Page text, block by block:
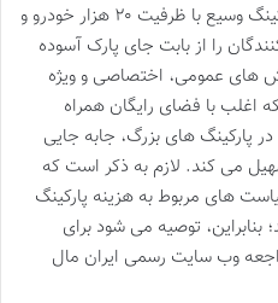
مجموعه ایران مال دارای هفت پارکینگ وسیع با ظرفیت ۲۰ هزار خودرو و
را از بابت جای پارک آسوده
های عمومی، اختصاصی و ویژه
اغلب با فضای رایگان همراه
های بزرگ، جابه جایی
می کند. لازم به ذکر است که
های مربوط به هزینه پارکینگ
توصیه می شود برای
وب سایت رسمی ایران مال